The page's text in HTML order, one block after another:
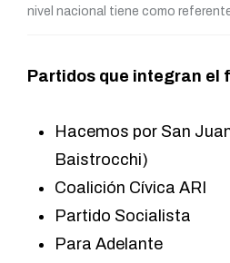
nivel nacional tiene como
Partidos que integran el
Hacemos por San
Baistrocchi)
Coalición Cívica ARI
Partido Socialista
Para Adelante